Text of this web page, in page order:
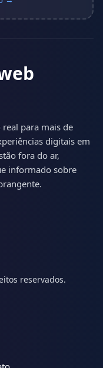
para mais de
digitais em
fora do ar,
informado sobre
reservados.